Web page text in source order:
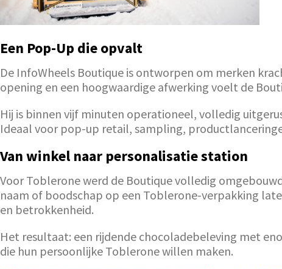
Een Pop-Up die opvalt
De InfoWheels Boutique is ontworpen om merken
opening en een hoogwaardige afwerking voelt de
Hij is binnen vijf minuten operationeel, volledig
Ideaal voor pop-up retail, sampling,
Van winkel naar personalisatie station
Voor Toblerone werd de Boutique volledig
naam of boodschap op een Toblerone-verpakking
en betrokkenheid.
Het resultaat: een rijdende chocoladebeleving met
die hun persoonlijke Toblerone willen maken.